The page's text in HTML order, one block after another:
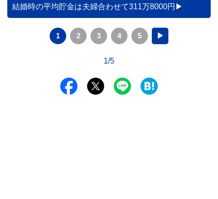
結婚時の平均貯金は夫婦合わせて311万8000円
1 2 3 4 5 ▶
1/5